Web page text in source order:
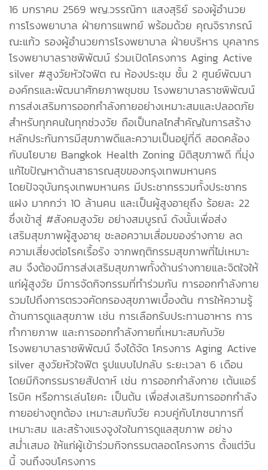
16 มกราคม 2569 พญ.วรรณิกา แสงสุริย์ รองผู้อำนวย
การโรงพยาบาล ฝ่ายการแพทย์ พร้อมด้วย คุณจิราภรณ์
ณะแก้ว รองผู้อำนวยการโรงพยาบาล ฝ่ายบริหาร บุคลากร
โรงพยาบาลราชพิพัฒน์ ร่วมเปิดโครงการ Aging Active
silver #สูงวัยหัวใจฟิต ณ ห้องประชุม ชั้น 2 ศูนย์พัฒนา
องค์กรและพัฒนาศักยภาพชุมชม โรงพยาบาลราชพิพัฒน์
การส่งเสริมการออกกำลังกายอย่างเหมาะสมและปลอดภัย
สำหรับทุกคนในทุกช่วงวัย ถือเป็นกลไกสำคัญในการสร้าง
หลักประกันการมีสุขภาพดีและความเป็นอยู่ที่ดี สอดคล้อง
กับนโยบาย Bangkok Health Zoning มิติสุขภาพดี ที่มุ่ง
แก้ไขปัญหาด้านสาธารณสุขของกรุงเทพมหานคร
โดยปัจจุบันกรุงเทพมหานคร มีประชากรรวมทั้งประชากร
แฝง มากกว่า 10 ล้านคน และเป็นผู้สูงอายุถึง ร้อยละ 22
ซึ่งเข้าสู่ #สังคมสูงวัย อย่างสมบูรณ์ ดังนั้นเพื่อส่ง
เสริมสุขภาพผู้สูงอายุ ชะลอความเสื่อมของร่างกาย ลด
ความเสี่ยงต่อโรคเรื้อรัง จากพฤติกรรมสุขภาพที่ไม่เหมาะ
สม จึงต้องมีการส่งเสริมสุขภาพทั้งด้านร่างกายและจิตใจให้
แก่ผู้สูงวัย มีการจัดกิจกรรมที่ทำร่วมกัน การออกกำลังกาย
รวมไปถึงการตรวจคัดกรองสุขภาพเบื้องต้น การให้ความรู้
ด้านการดูแลสุขภาพ เช่น การเลือกรับประทานอาหาร การ
ทำกายภาพ และการออกกำลังกายที่เหมาะสมกับวัย
โรงพยาบาลราชพิพัฒน์ จึงได้จัด โครงการ Aging Active
silver สูงวัยหัวใจฟิต รูปแบบไปกลับ ระยะเวลา 6 เดือน
โดยมีกิจกรรมรายสัปดาห์ เช่น การออกกำลังกาย เต้นแอร์
โรบิค หรือการเล่นโยคะ เป็นต้น เพื่อส่งเสริมการออกกำลัง
กายอย่างถูกต้อง เหมาะสมกับวัย ควบคู่กับโภชนาการที่
เหมาะสม และสร้างแรงจูงใจในการดูแลสุขภาพ อย่าง
สม่ำเสมอ ให้แก่ผู้เข้าร่วมกิจกรรมตลอดโครงการ ตั้งแต่วัน
นี้ จนถึงจบโครงการ